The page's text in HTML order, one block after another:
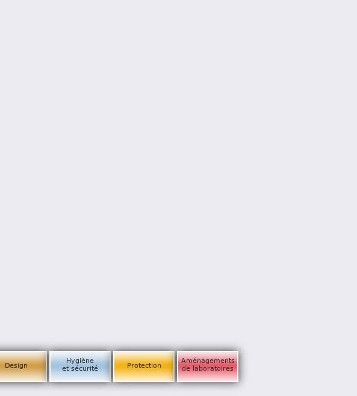
Design
Hygiène
et sécurité
Protection
Aménagements
de laboratoires